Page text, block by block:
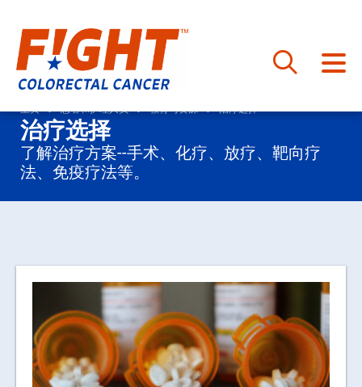
至 主页 患者和护理人员 教育与资源 治疗选择
治疗选择
了解治疗方案--手术、化疗、放疗、靶向疗
法、免疫疗法等。